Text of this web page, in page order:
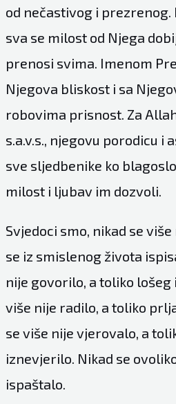
od nečastivog i
sva se milost od Njega
prenosi svima. Imenom
Njegova bliskost i sa
robovima prisnost. Za
s.a.v.s., njegovu porodicu i
sve sljedbenike ko
milost i ljubav im dozvoli.
Svjedoci smo, nikad se
se iz smislenog života
nije govorilo, a toliko lošeg
više nije radilo, a toliko
se više nije vjerovalo, a
iznevjerilo. Nikad se
ispaštalo.